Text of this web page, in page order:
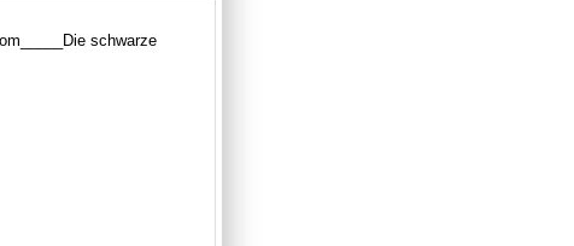
schwarze